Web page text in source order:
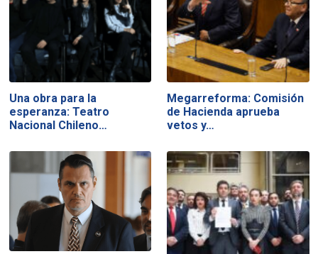
Una obra para la
esperanza: Teatro
Nacional Chileno…
Megarreforma: Comisión
de Hacienda aprueba
vetos y…